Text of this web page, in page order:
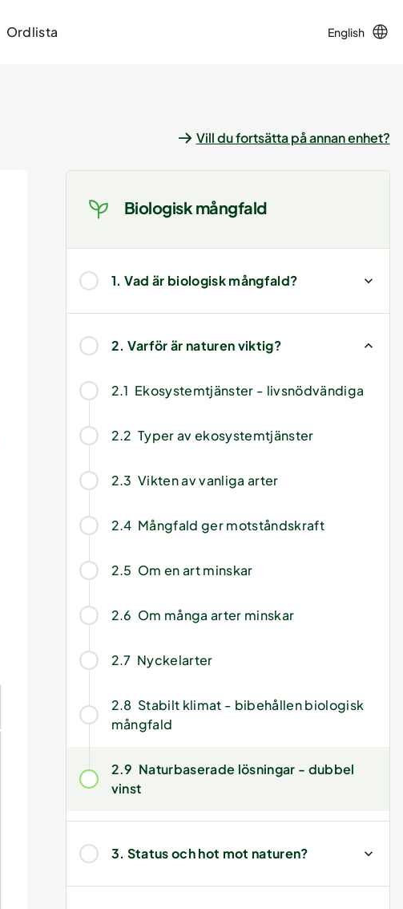
Ordlista English
Vill du fortsätta på annan enhet?
Biologisk mångfald
1. Vad är biologisk mångfald?
2. Varför är naturen viktig?
2.1 Ekosystemtjänster - livsnödvändiga
2.2 Typer av ekosystemtjänster
2.3 Vikten av vanliga arter
2.4 Mångfald ger motståndskraft
2.5 Om en art minskar
2.6 Om många arter minskar
2.7 Nyckelarter
2.8 Stabilt klimat - bibehållen biologisk
mångfald
2.9 Naturbaserade lösningar - dubbel
vinst
3. Status och hot mot naturen?